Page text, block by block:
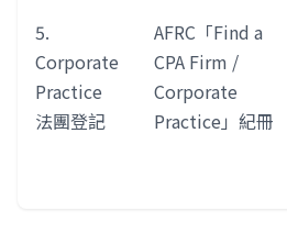
5.
Corporate
Practice
法團登記
AFRC「Find a
CPA Firm /
Corporate
Practice」紀冊